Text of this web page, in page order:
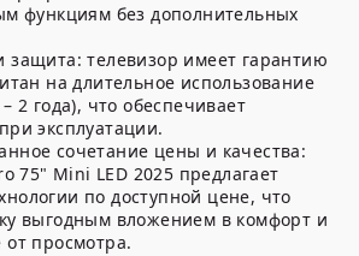
функциям без дополнительных
защита: телевизор имеет гарантию
на длительное использование
2 года), что обеспечивает
эксплуатации.
сочетание цены и качества:
75" Mini LED 2025 предлагает
по доступной цене, что
выгодным вложением в комфорт и
от просмотра.